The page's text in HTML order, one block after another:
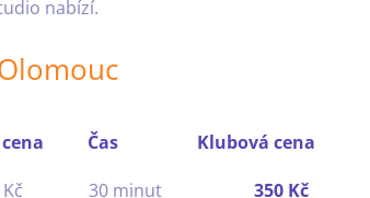
nabízí.
Čas Klubová cena
Kč 30 minut350 Kč